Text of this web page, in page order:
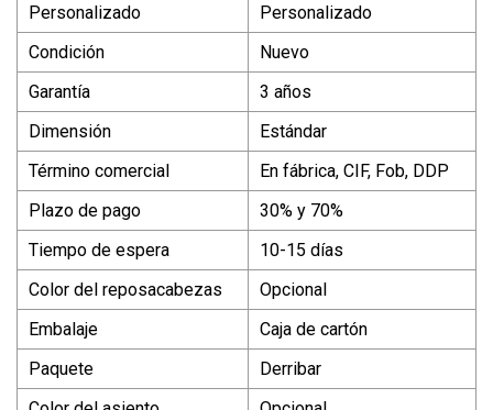
Personalizado
Personalizado
Condición
Nuevo
Garantía
3 años
Dimensión
Estándar
Término comercial
En fábrica, CIF, Fob, DDP
Plazo de pago
30% y 70%
Tiempo de espera
10-15 días
Color del reposacabezas
Opcional
Embalaje
Caja de cartón
Paquete
Derribar